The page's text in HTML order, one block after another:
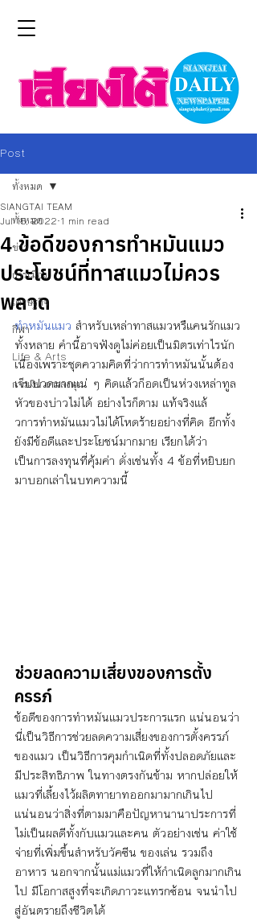
Post
ทั้งหมด
ข่าว
การเมือง
เศรษฐกิจ
กีฬา
Life & Arts
การเงิน การลงทุน
ทั้งหมด
4 ข้อดีของการทําหมันแมว
ประโยชน์ที่ทาสแมวไม่ควร
พลาด
SIANGTAI TEAM
Jul 15, 2022 1 min read
ทำหมันแมว สำหรับเหล่าทาสแมวหรืแคนรักแมว
ทั้งหลาย คำนี้อาจฟังดูไม่ค่อยเป็นมิตรเท่าไรนัก
เนื่องเพราะชุดความคิดที่ว่าการทำหมันนั้นต้อง
เจ็บปวดมากแน่ ๆ คิดแล้วก็อดเป็นห่วงเหล่าทูล
หัวของบ่าวไม่ได้ อย่างไรก็ตาม แท้จริงแล้
วการทําหมันแมวไม่ได้โหดร้ายอย่างที่คิด อีกทั้ง
ยังมีข้อดีและประโยชน์มากมาย เรียกได้ว่า
เป็นการลงทุนที่คุ้มค่า ดั่งเช่นทั้ง 4 ข้อที่หยิบยก
มาบอกเล่าในบทความนี้
ช่วยลดความเสี่ยงของการตั้ง
ครรภ์
ข้อดีของการทำหมันแมวประการแรก แน่นอนว่า
นี่เป็นวิธีการช่วยลดความเสี่ยงของการตั้งครรภ์
ของแมว เป็นวิธีการคุมกำเนิดที่ทั้งปลอดภัยและ
มีประสิทธิภาพ ในทางตรงกันข้าม หากปล่อยให้
แมวที่เลี้ยงไว้ผลิตทายาทออกมามากเกินไป
แน่นอนว่าสิ่งที่ตามมาคือปัญหานานาประการที่
ไม่เป็นผลดีทั้งกับแมวและคน ตัวอย่างเช่น ค่าใช้
จ่ายที่เพิ่มขึ้นสำหรับวัคซีน ของเล่น รวมถึง
อาหาร นอกจากนั้นแม่แมวที่ให้กำเนิดลูกมากเกิน
ไป มีโอกาสสูงที่จะเกิดภาวะแทรกซ้อน จนนำไป
สู่อันตรายถึงชีวิตได้